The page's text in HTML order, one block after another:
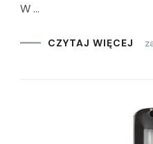
W …
CZYTAJ WIĘCEJ